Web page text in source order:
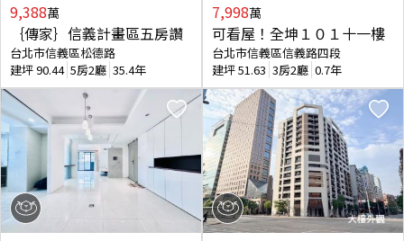
9,388萬
｛傳家｝信義計畫區五房讚
台北市信義區松德路
建坪90.44 5房2廳 35.4年
7,998萬
可看屋！全坤１０１十一樓
台北市信義區信義路四段
建坪51.63 3房2廳 0.7年